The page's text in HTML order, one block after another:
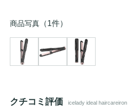
商品写真 （1件）
クチコミ評価 icelady ideal haircareiron